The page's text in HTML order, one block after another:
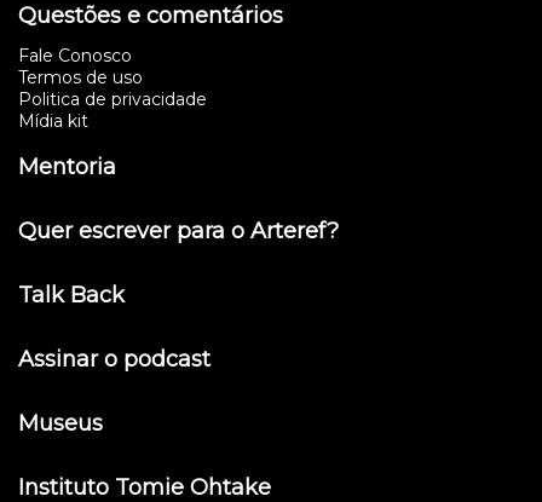
Questões e comentários
Fale Conosco
Termos de uso
Politica de privacidade
Mídia kit
Mentoria
Quer escrever para o Arteref?
Talk Back
Assinar o podcast
Museus
Instituto Tomie Ohtake